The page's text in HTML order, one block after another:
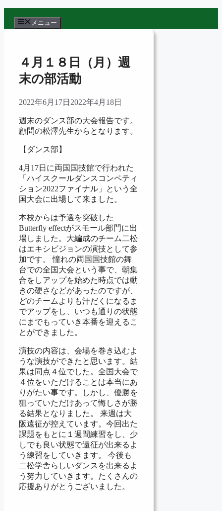
メニュー
４月１８日（月）週
末の部活動
2022年6月17日 2022年4月18日
週末のダンス部の大会報告です。
顧問の松澤先生からとなります。
【ダンス部】
4月17日に両国国技館で行われた
「ハイスクールダンスコンペティ
ション2022ファイナル」という全
国大会に出場して来ました。
本校からは予選を突破した
Butterfly effectがスモール部門に出
場しました。大編成のチーム二松
はエキシビジョンの演技として参
加です。 憧れの両国国技館の舞
台での全国大会という事で、朝集
合をしアップを始めた時点では動
きの硬さなどがあったのですが、
どのチームよりも汗だくになるま
でアップをし、いつも通りの状態
にまでもっていき本番を迎えるこ
とができました。
演技の内容は、会場を巻き込むよ
うな演技ができたと思います。結
果は同点４位でした。全国大会で
４位をいただけることは本当にあ
りがたい事です。しかし、優勝を
狙っていただけあって悔しさが勝
る結果となりました。 来週は大
阪遠征が控えています。今回出た
課題をもとに１週間練習をし、少
しでも良い状態で遠征が出来るよ
う練習をしていきます。 今後も
二松学舎らしいダンスを出来るよ
う努力していきます。たくさんの
応援ありがとうございました。